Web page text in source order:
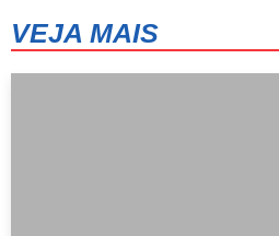
11 de agosto
Terça-Feira
VEJA MAIS